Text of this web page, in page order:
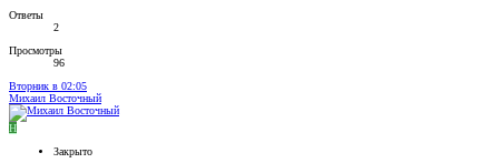
Ответы
2
Просмотры
96
Вторник в 02:05
Михаил Восточный
H
Закрыто